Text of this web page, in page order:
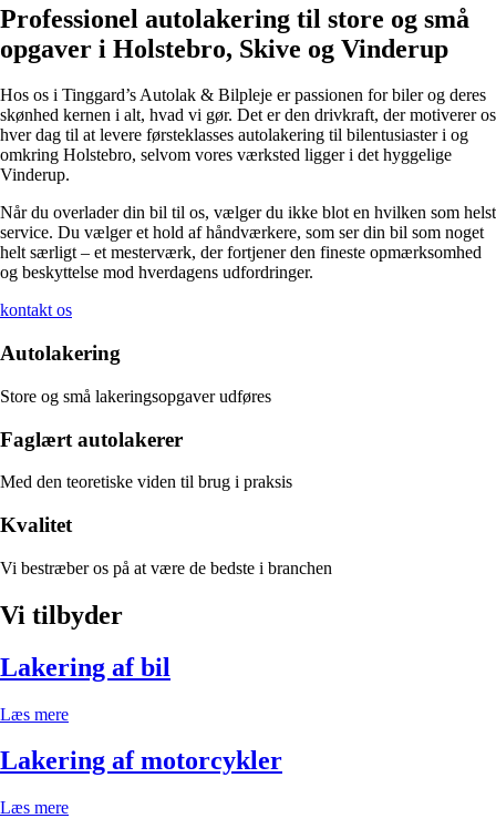
Professionel autolakering til store og små
opgaver i Holstebro, Skive og Vinderup
Hos os i Tinggard’s Autolak & Bilpleje er passionen for biler og deres
skønhed kernen i alt, hvad vi gør. Det er den drivkraft, der motiverer os
hver dag til at levere førsteklasses autolakering til bilentusiaster i og
omkring Holstebro, selvom vores værksted ligger i det hyggelige
Vinderup.
Når du overlader din bil til os, vælger du ikke blot en hvilken som helst
service. Du vælger et hold af håndværkere, som ser din bil som noget
helt særligt – et mesterværk, der fortjener den fineste opmærksomhed
og beskyttelse mod hverdagens udfordringer.
kontakt os
Autolakering
Store og små lakeringsopgaver udføres
Faglært autolakerer
Med den teoretiske viden til brug i praksis
Kvalitet
Vi bestræber os på at være de bedste i branchen
Vi tilbyder
Lakering af bil
Læs mere
Lakering af motorcykler
Læs mere